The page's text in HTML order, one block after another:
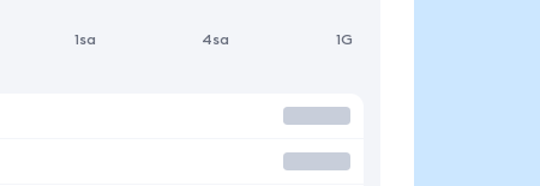
1sa 4sa 1G